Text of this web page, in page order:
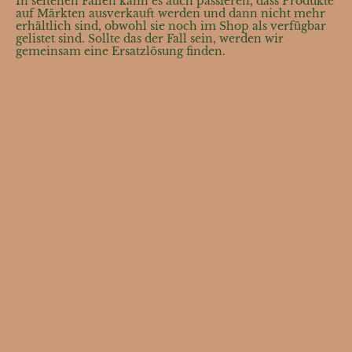
auf Märkten ausverkauft werden und dann nicht mehr
erhältlich sind, obwohl sie noch im Shop als verfügbar
gelistet sind. Sollte das der Fall sein, werden wir
gemeinsam eine Ersatzlösung finden.